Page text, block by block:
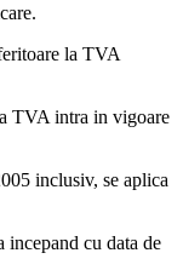
la TVA
TVA intra in vigoare
inclusiv, se aplica
incepand cu data de